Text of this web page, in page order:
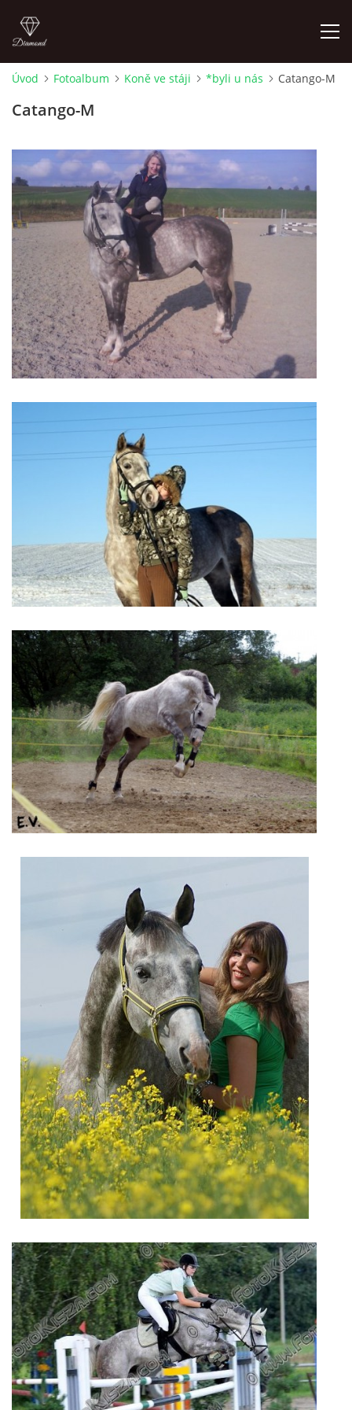
KONTAKT
SLUŽBY
JEŽDĚNÍ PRO VEŘEJNOST
FOTOALBUM
VIDEA
NOVÝ PŘEKÁŽKOVÝ MATERIÁL
PŘISPĚVEK ČUS KARVINA -PODPORA SPORTU V
MORAVSKOSLEZSKÉM KRAJI
NÁHRADNÍ TERMÍN BRIGÁDY PRO TY KTEŘÍ SE
NEDOSTAVILI NA PODZIMNÍ BRIGÁDU
ČLENOVÉ RYCHVALDU 2023
7:4 (VELKÝ PÁTEK) KROUŽEK NEBUDE
JARNÍ BRIGÁDA 20.5.2023
DĚKUJEME MĚSTU RYCHVALD ZA DOTACI V ROCE 2023
NABÍZÍME BRIGÁDU U NÁS VE STÁJI. PRO BLIŽŠÍ INFO
VOLEJTE 604265192
DĚKUJEME ZA PODPORU ČESKÉ UNIÍ SPORTU
JARNÍ BRIGÁDA 20.4 2024
JARNÍ BRIGÁDA SE ODKLÁDÁ.
PÁTEČNÍ KROUŽEK " ŠKOLA JEZDECTVÍ " BUDE ZAHÁJEN
PODZIMNÍ BRIGÁDA 9.11.2024
ČLENOVÉ JK CABALLERO Z RYCHVALDU
VELKÝ PÁTEK-18.4 KROUŽEK BUDE NORMÁLNĚ PROBÍHAT
PODZIMNÍ BRIGÁDA 4.10.2025
PRAZDNINOVÝ KROUŽEK
Úvod Fotoalbum Koně ve stáji *byli u nás Catango-M
Catango-M